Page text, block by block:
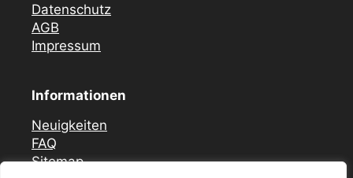
Datenschutz
AGB
Impressum
Informationen
Neuigkeiten
FAQ
Sitemap